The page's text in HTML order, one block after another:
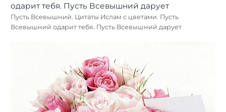
Пусть Всевышний. Цитаты Ислам с цветами. Пусть
Всевышний одарит тебя. Пусть Всевышний дарует